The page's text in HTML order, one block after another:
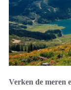
Verken de meren